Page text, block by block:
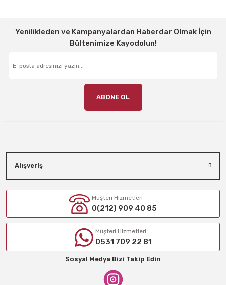
Yenilikleden ve Kampanyalardan Haberdar Olmak İçin
Bültenimize Kayodolun!
ABONE OL
Alışveriş
Müşteri Hizmetleri
0(212) 909 40 85
Müşteri Hizmetleri
0531 709 22 81
Sosyal Medya Bizi Takip Edin